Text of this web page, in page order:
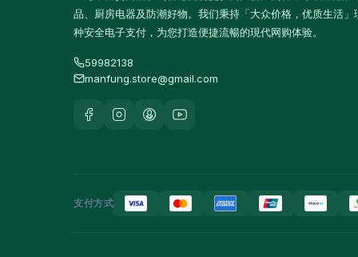
零食糖果 17
餐桌用品
保温饭壺及食物瓶
水樽及随行杯
品、厨房电器及防潮好物。我们秉持「大众价格，优质生活」
种安全电子支付，为您打造便捷流暢的現代网购体验。
59982138
manfung.store@gmail.com
支付方式